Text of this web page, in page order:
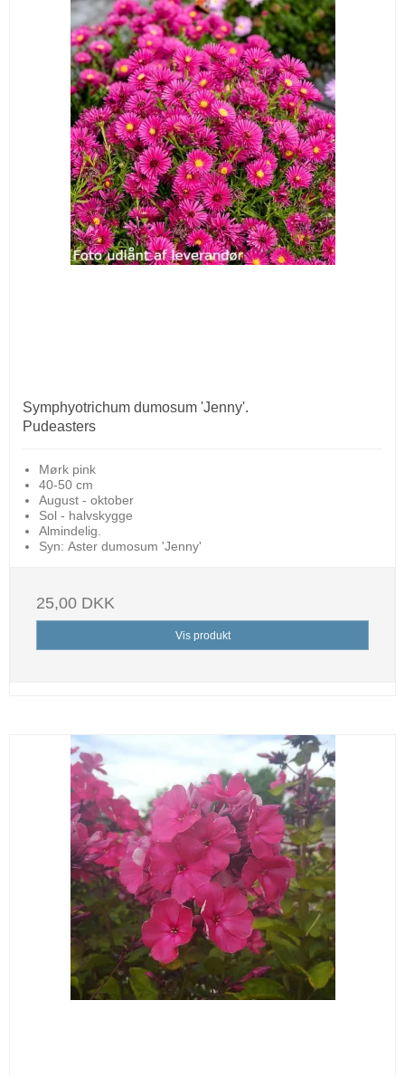
Symphyotrichum dumosum 'Jenny'.
Pudeasters
Mørk pink
40-50 cm
August - oktober
Sol - halvskygge
Almindelig.
Syn: Aster dumosum 'Jenny'
25,00 DKK
Vis produkt